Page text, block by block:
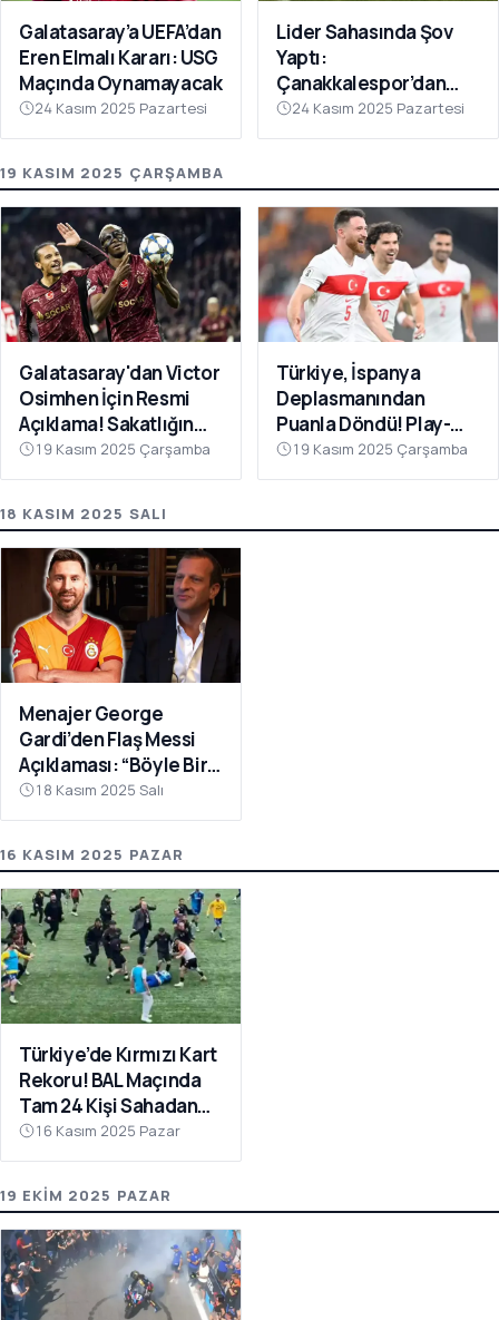
Galatasaray’a UEFA’dan
Eren Elmalı Kararı: USG
Maçında Oynamayacak
24 Kasım 2025 Pazartesi
Lider Sahasında Şov
Yaptı:
Çanakkalespor’dan
Farklı Galibiyet
24 Kasım 2025 Pazartesi
19 KASIM 2025 ÇARŞAMBA
Galatasaray'dan Victor
Osimhen İçin Resmi
Açıklama! Sakatlığın
Son Durumu Belli Oldu
19 Kasım 2025 Çarşamba
Türkiye, İspanya
Deplasmanından
Puanla Döndü! Play-
Off Öncesi Moral: 2-2
19 Kasım 2025 Çarşamba
18 KASIM 2025 SALI
Menajer George
Gardi’den Flaş Messi
Açıklaması: “Böyle Bir
Fırsat Olursa,
Galatasaray İçin
18 Kasım 2025 Salı
16 KASIM 2025 PAZAR
Türkiye’de Kırmızı Kart
Rekoru! BAL Maçında
Tam 24 Kişi Sahadan
Atıldı
16 Kasım 2025 Pazar
19 EKIM 2025 PAZAR